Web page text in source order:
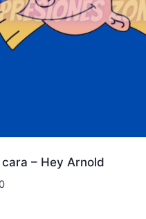
– Hey Arnold